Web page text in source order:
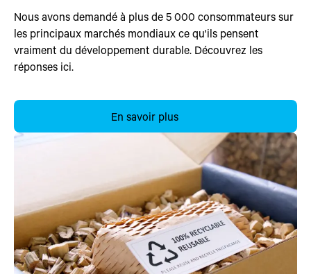
Nous avons demandé à plus de 5 000 consommateurs sur
les principaux marchés mondiaux ce qu'ils pensent
vraiment du développement durable. Découvrez les
réponses ici.
En savoir plus